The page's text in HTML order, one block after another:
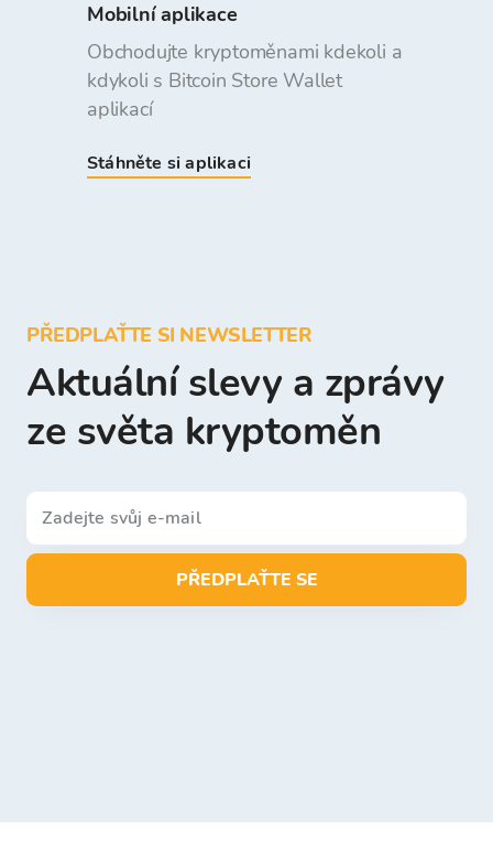
Mobilní aplikace
Obchodujte kryptoměnami kdekoli a
kdykoli s Bitcoin Store Wallet
aplikací
Stáhněte si aplikaci
PŘEDPLAŤTE SI NEWSLETTER
Aktuální slevy a zprávy
ze světa kryptoměn
PŘEDPLAŤTE SE